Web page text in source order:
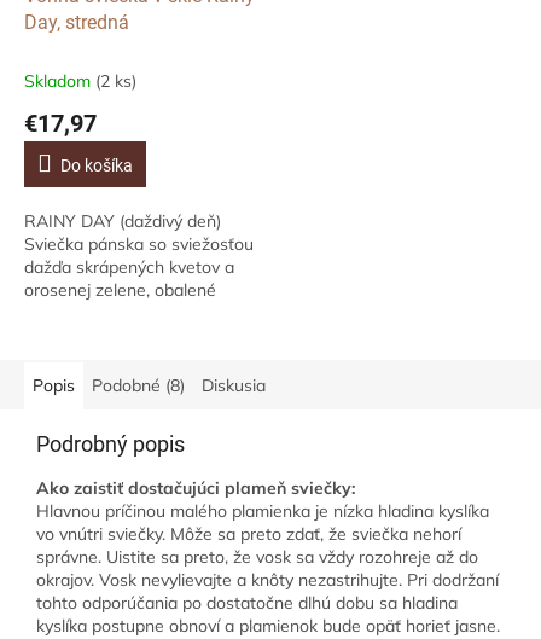
Day, stredná
Skladom (2 ks)
€17,97
Do košíka
RAINY DAY (daždivý deň)
Sviečka pánska so sviežosťou
dažďa skrápených kvetov a
orosenej zelene, obalené
Popis
Podobné (8) Diskusia
Podrobný popis
Ako zaistiť dostačujúci plameň sviečky:
Hlavnou príčinou malého plamienka je nízka hladina kyslíka
vo vnútri sviečky. Môže sa preto zdať, že sviečka nehorí
správne. Uistite sa preto, že vosk sa vždy rozohreje až do
okrajov. Vosk nevylievajte a knôty nezastrihujte. Pri dodržaní
tohto odporúčania po dostatočne dlhú dobu sa hladina
kyslíka postupne obnoví a plamienok bude opäť horieť jasne.